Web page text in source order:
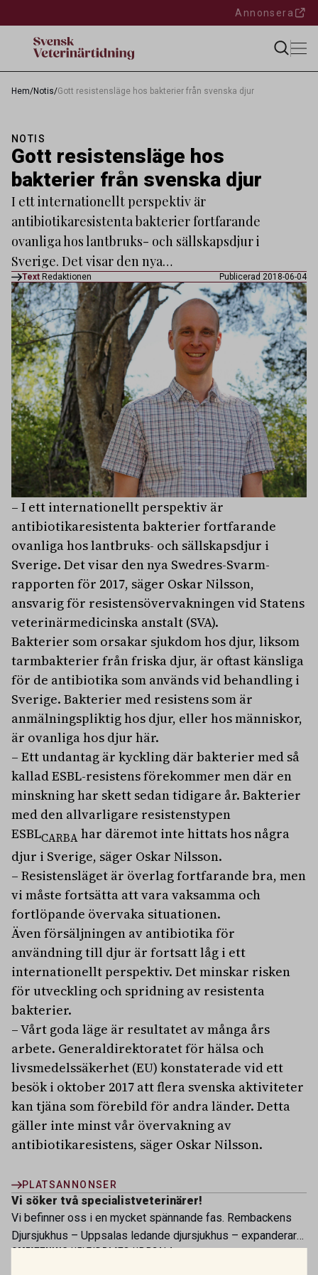
Annonsera
Hem/Notis/Gott resistensläge hos bakterier från svenska djur
NOTIS
Gott resistensläge hos
bakterier från svenska djur
I ett internationellt perspektiv är
antibiotikaresistenta bakterier fortfarande
ovanliga hos lantbruks- och sällskapsdjur i
Sverige. Det visar den nya…
Text Redaktionen Publicerad 2018-06-04
– I ett internationellt perspektiv är
antibiotikaresistenta bakterier fortfarande
ovanliga hos lantbruks- och sällskapsdjur i
Sverige. Det visar den nya Swedres-Svarm-
rapporten för 2017, säger Oskar Nilsson,
ansvarig för resistensövervakningen vid Statens
veterinärmedicinska anstalt (SVA).
Bakterier som orsakar sjukdom hos djur, liksom
tarmbakterier från friska djur, är oftast känsliga
för de antibiotika som används vid behandling i
Sverige. Bakterier med resistens som är
anmälningspliktig hos djur, eller hos människor,
är ovanliga hos djur här.
– Ett undantag är kyckling där bakterier med så
kallad ESBL-resistens förekommer men där en
minskning har skett sedan tidigare år. Bakterier
med den allvarligare resistenstypen
ESBLCARBAhar däremot inte hittats hos några
djur i Sverige, säger Oskar Nilsson.
– Resistensläget är överlag fortfarande bra, men
vi måste fortsätta att vara vaksamma och
fortlöpande övervaka situationen.
Även försäljningen av antibiotika för
användning till djur är fortsatt låg i ett
internationellt perspektiv. Det minskar risken
för utveckling och spridning av resistenta
bakterier.
– Vårt goda läge är resultatet av många års
arbete. Generaldirektoratet för hälsa och
livsmedelssäkerhet (EU) konstaterade vid ett
besök i oktober 2017 att flera svenska aktiviteter
kan tjäna som förebild för andra länder. Detta
gäller inte minst vår övervakning av
antibiotikaresistens, säger Oskar Nilsson.
PLATSANNONSER
Vi söker två specialistveterinärer!
Vi befinner oss i en mycket spännande fas. Rembackens
Djursjukhus – Uppsalas ledande djursjukhus – expanderar
OMFATTNING:HELTIDPLATS:UPPSALA